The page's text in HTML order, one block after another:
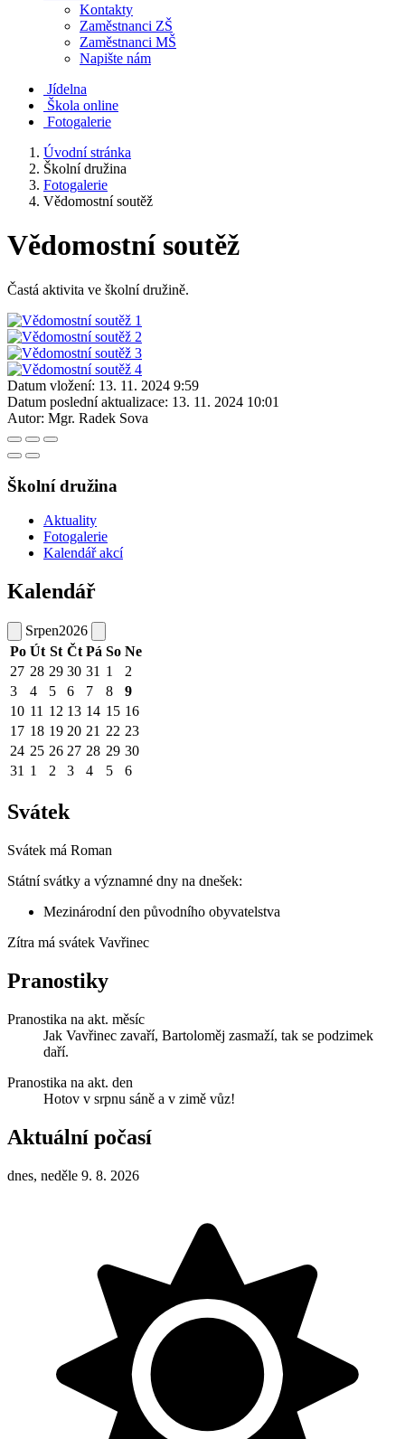
Kontakty
Zaměstnanci ZŠ
Zaměstnanci MŠ
Napište nám
Jídelna
Škola online
Fotogalerie
Úvodní stránka
Školní družina
Fotogalerie
Vědomostní soutěž
Vědomostní soutěž
Častá aktivita ve školní družině.
Datum vložení: 13. 11. 2024 9:59
Datum poslední aktualizace: 13. 11. 2024 10:01
Autor: Mgr. Radek Sova
Školní družina
Aktuality
Fotogalerie
Kalendář akcí
Kalendář
Srpen2026
Po Út St Čt Pá So Ne
27 28 29 30 31 1
2
3
4 5 6 7 8
9
10 11 12 13 14 15 16
17 18 19 20 21 22 23
24 25 26 27 28 29 30
31 1 2 3 4 5 6
Svátek
Svátek má Roman
Státní svátky a významné dny na dnešek:
Mezinárodní den původního obyvatelstva
Zítra má svátek Vavřinec
Pranostiky
Pranostika na akt. měsíc
Jak Vavřinec zavaří, Bartoloměj zasmaží, tak se podzimek
daří.
Pranostika na akt. den
Hotov v srpnu sáně a v zimě vůz!
Aktuální počasí
dnes, neděle 9. 8. 2026